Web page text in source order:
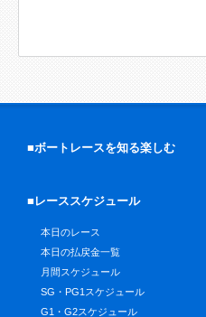
■ボートレースを知る楽しむ
■レーススケジュール
本日のレース
本日の払戻金一覧
月間スケジュール
SG・PG1スケジュール
G1・G2スケジュール